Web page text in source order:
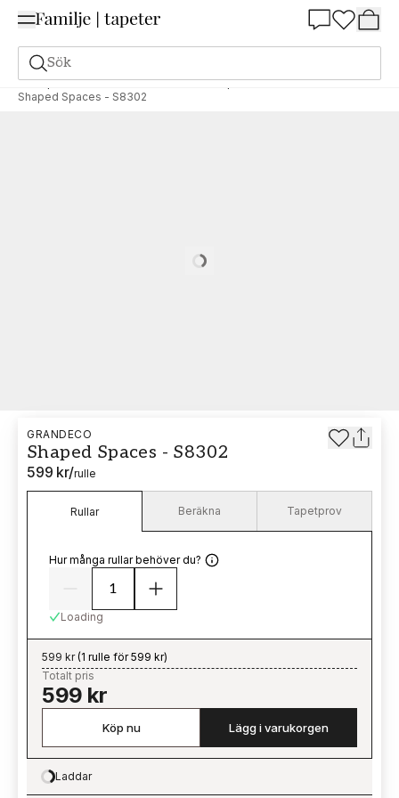
Sök
Tapeter Varumärken Grandeco Shaped Stories
Shaped Spaces - S8302
Loading…
GRANDECO
Shaped Spaces - S8302
599 kr/rulle
Rullar Beräkna Tapetprov
Hur många rullar behöver du?
Loading
599 kr(1 rulle för 599 kr)
Totalt pris
599 kr
Köp nu Lägg i varukorgen
Loading…
Laddar